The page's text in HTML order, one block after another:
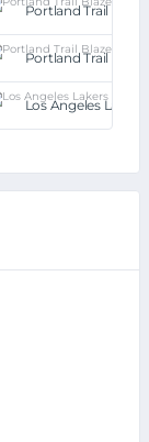
Portland Trail
Portland Trail
Los Angeles Lakers